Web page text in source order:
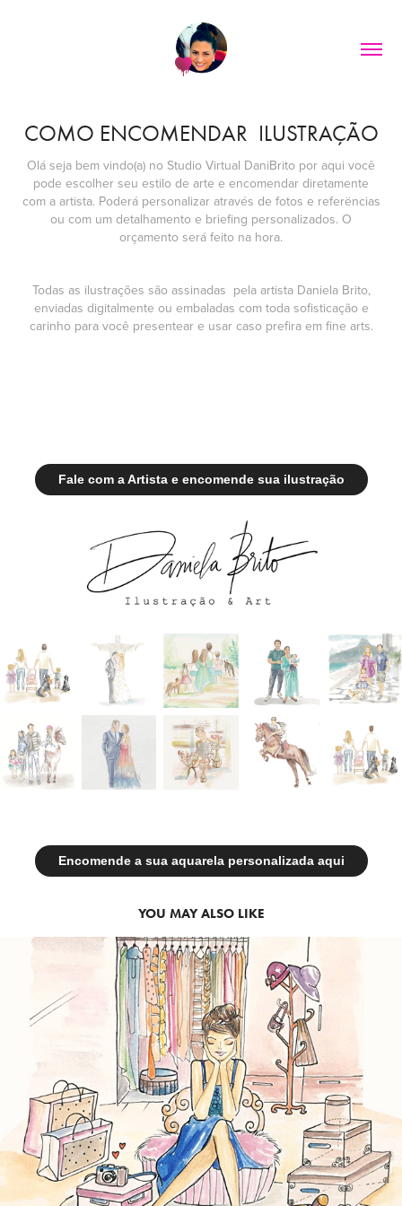
COMO ENCOMENDAR  ILUSTRAÇÃO
Olá seja bem vindo(a) no Studio Virtual DaniBrito por aqui você
pode escolher seu estilo de arte e encomendar diretamente
com a artista. Poderá personalizar através de fotos e referëncias
ou com um detalhamento e briefing personalizados. O
orçamento será feito na hora.
Todas as ilustrações são assinadas pela artista Daniela Brito,
enviadas digitalmente ou embaladas com toda sofisticação e
carinho para você presentear e usar caso prefira em fine arts.
Fale com a Artista e encomende sua ilustração
Encomende a sua aquarela personalizada aqui
YOU MAY ALSO LIKE
2020
ILUSTRAÇÂO DE CENÁRIOS
TEMÁTICOS